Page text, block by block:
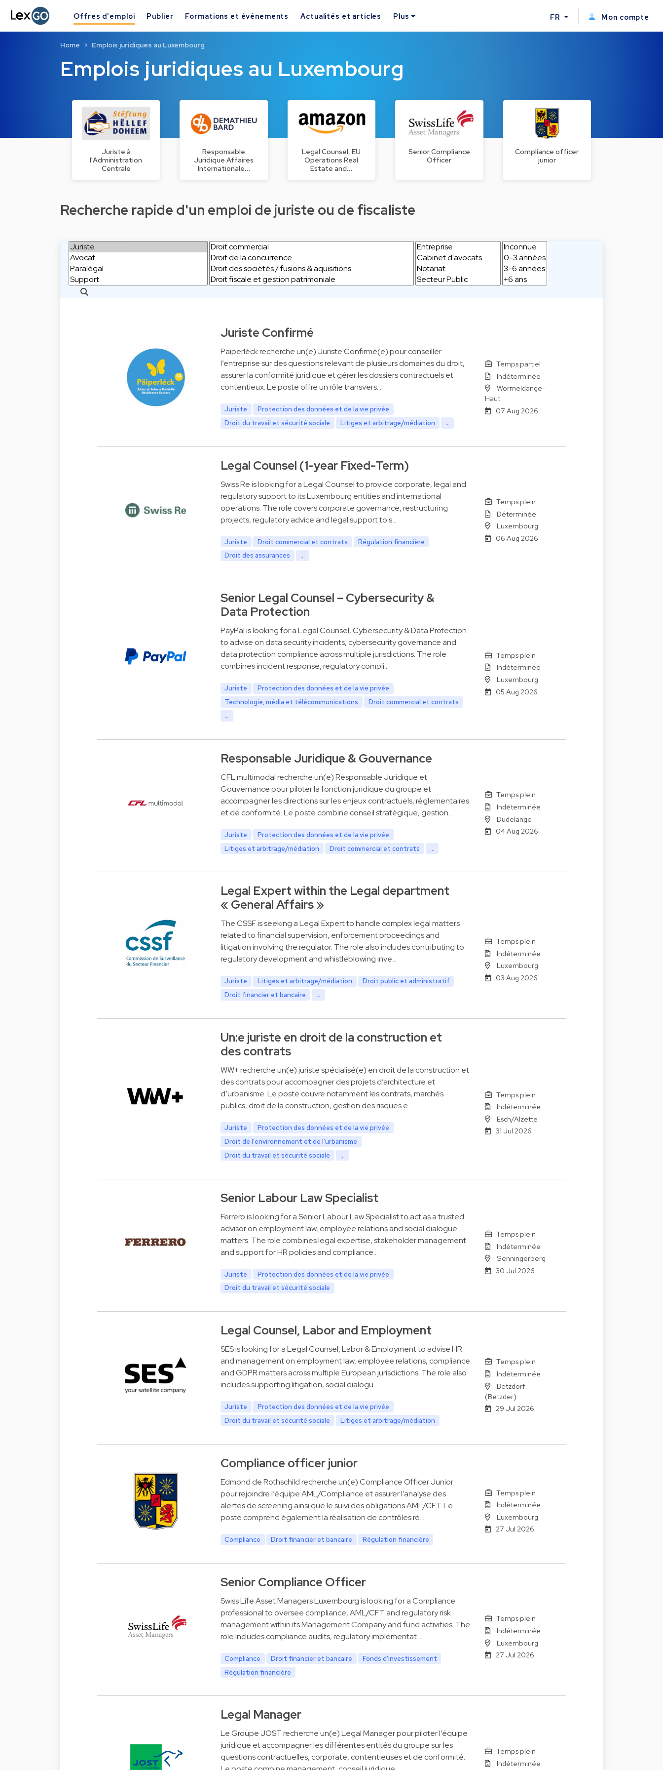
Offres d'emploi Publier Formations et événements Actualités et articles Plus FR Mon compte
Emplois juridiques au Luxembourg
Home Emplois juridiques au Luxembourg
Juriste à
l'Administration
Centrale
Responsable
Juridique Affaires
Internationale…
Legal Counsel, EU
Operations Real
Estate and…
Senior Compliance
Officer
Compliance officer
junior
Recherche rapide d'un emploi de juriste ou de fiscaliste
Juriste Confirmé
Päiperléck recherche un(e) Juriste Confirmé(e) pour conseiller
l’entreprise sur des questions relevant de plusieurs domaines du droit,
assurer la conformité juridique et gérer les dossiers contractuels et
contentieux. Le poste offre un rôle transvers…
Juriste
Protection des données et de la vie privée
Droit du travail et sécurité sociale
Litiges et arbitrage/médiation ...
Temps partiel
Indéterminée
Wormeldange-
Haut
07 Aug 2026
Legal Counsel (1-year Fixed-Term)
Swiss Re is looking for a Legal Counsel to provide corporate, legal and
regulatory support to its Luxembourg entities and international
operations. The role covers corporate governance, restructuring
projects, regulatory advice and legal support to s…
Juriste Droit commercial et contrats
Régulation financière
Droit des assurances
...
Temps plein
Déterminée
Luxembourg
06 Aug 2026
Senior Legal Counsel – Cybersecurity &
Data Protection
PayPal is looking for a Legal Counsel, Cybersecurity & Data Protection
to advise on data security incidents, cybersecurity governance and
data protection compliance across multiple jurisdictions. The role
combines incident response, regulatory compli…
Juriste
Protection des données et de la vie privée
Technologie, média et télécommunications
Droit commercial et contrats
...
Temps plein
Indéterminée
Luxembourg
05 Aug 2026
Responsable Juridique & Gouvernance
CFL multimodal recherche un(e) Responsable Juridique et
Gouvernance pour piloter la fonction juridique du groupe et
accompagner les directions sur les enjeux contractuels, réglementaires
et de conformité. Le poste combine conseil stratégique, gestion…
Juriste
Protection des données et de la vie privée
Litiges et arbitrage/médiation
Droit commercial et contrats ...
Temps plein
Indéterminée
Dudelange
04 Aug 2026
Legal Expert within the Legal department
« General Affairs »
The CSSF is seeking a Legal Expert to handle complex legal matters
related to financial supervision, enforcement proceedings and
litigation involving the regulator. The role also includes contributing to
regulatory development and whistleblowing inve…
Juriste Litiges et arbitrage/médiation
Droit public et administratif
Droit financier et bancaire
...
Temps plein
Indéterminée
Luxembourg
03 Aug 2026
Un:e juriste en droit de la construction et
des contrats
WW+ recherche un(e) juriste spécialisé(e) en droit de la construction et
des contrats pour accompagner des projets d’architecture et
d’urbanisme. Le poste couvre notamment les contrats, marchés
publics, droit de la construction, gestion des risques e…
Juriste
Protection des données et de la vie privée
Droit de l'environnement et de l'urbanisme
Droit du travail et sécurité sociale
...
Temps plein
Indéterminée
Esch/Alzette
31 Jul 2026
Senior Labour Law Specialist
Ferrero is looking for a Senior Labour Law Specialist to act as a trusted
advisor on employment law, employee relations and social dialogue
matters. The role combines legal expertise, stakeholder management
and support for HR policies and compliance…
Juriste
Protection des données et de la vie privée
Droit du travail et sécurité sociale
Temps plein
Indéterminée
Senningerberg
30 Jul 2026
Legal Counsel, Labor and Employment
SES is looking for a Legal Counsel, Labor & Employment to advise HR
and management on employment law, employee relations, compliance
and GDPR matters across multiple European jurisdictions. The role also
includes supporting litigation, social dialogu…
Juriste
Protection des données et de la vie privée
Droit du travail et sécurité sociale
Litiges et arbitrage/médiation
Temps plein
Indéterminée
Betzdorf
(Betzder)
29 Jul 2026
Compliance officer junior
Edmond de Rothschild recherche un(e) Compliance Officer Junior
pour rejoindre l’équipe AML/Compliance et assurer l’analyse des
alertes de screening ainsi que le suivi des obligations AML/CFT. Le
poste comprend également la réalisation de contrôles ré…
Compliance Droit financier et bancaire Régulation financière
Temps plein
Indéterminée
Luxembourg
27 Jul 2026
Senior Compliance Officer
Swiss Life Asset Managers Luxembourg is looking for a Compliance
professional to oversee compliance, AML/CFT and regulatory risk
management within its Management Company and fund activities. The
role includes compliance audits, regulatory implementat…
Compliance Droit financier et bancaire
Fonds d'investissement
Régulation financière
Temps plein
Indéterminée
Luxembourg
27 Jul 2026
Legal Manager
Le Groupe JOST recherche un(e) Legal Manager pour piloter l’équipe
juridique et accompagner les différentes entités du groupe sur les
questions contractuelles, corporate, contentieuses et de conformité.
Temps plein
Indéterminée